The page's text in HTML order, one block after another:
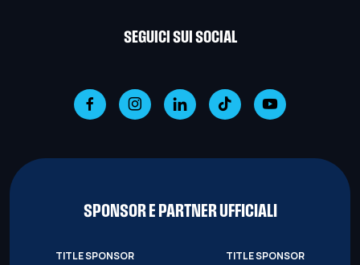
SEGUICI SUI SOCIAL
SPONSOR E PARTNER UFFICIALI
TITLE SPONSOR TITLE SPONSOR